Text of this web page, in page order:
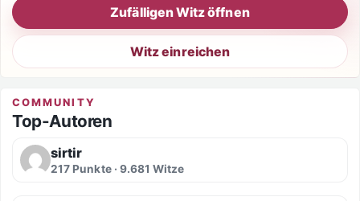
Zufälligen Witz öffnen
Witz einreichen
COMMUNITY
Top-Autoren
sirtir
217 Punkte · 9.681 Witze